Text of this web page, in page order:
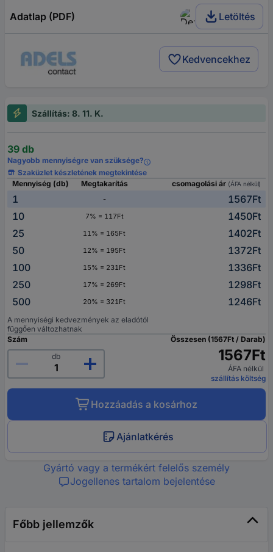
Adatlap (PDF) Letöltés
Kedvencekhez
Szállítás: 8. 11. K.
39 db
Nagyobb mennyiségre van szüksége?
Szaküzlet készletének megtekintése
Mennyiség (db)
Megtakarítás csomagolási ár (ÁFA nélkül)
1 -
1567Ft
10
7% = 117Ft
1450Ft
25
11% = 165Ft
1402Ft
50
12% = 195Ft
1372Ft
100
15% = 231Ft
1336Ft
250
17% = 269Ft
1298Ft
500
20% = 321Ft 1246Ft
A mennyiségi kedvezmények az eladótól
függően változhatnak
Szám
db
Összesen (1567Ft / Darab)
1567Ft
ÁFA nélkül
szállítás költség
Hozzáadás a kosárhoz
Ajánlatkérés
Gyártó vagy a termékért felelős személy
Jogellenes tartalom bejelentése
Főbb jellemzők